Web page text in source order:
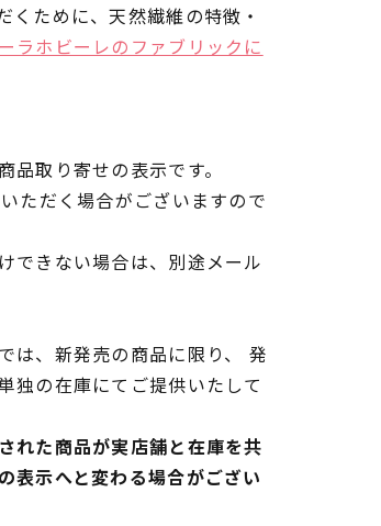
くために、天然繊維の特徴・
ラホビーレのファブリックに
取り寄せの表示です。
ただく場合がございますので
できない場合は、別途メール
は、新発売の商品に限り、 発
独の在庫にてご提供いたして
れた商品が実店舗と在庫を共
表示へと変わる場合がござい